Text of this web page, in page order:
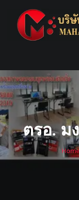
content
ตรอ. ม